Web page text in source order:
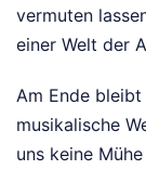
vermuten
einer Welt der
Am Ende
musikalische
uns keine